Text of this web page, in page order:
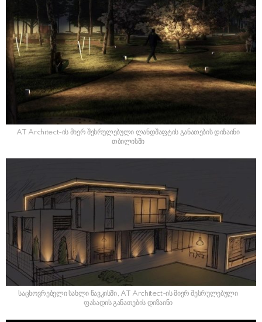
AT Architect-ის მიერ შესრულებული ლანდშაფტის განათების დიზაინი
თბილისში
საცხოვრებელი სახლი წავკისში, AT Architect-ის მიერ შესრულებული
ფასადის განათების დიზაინი